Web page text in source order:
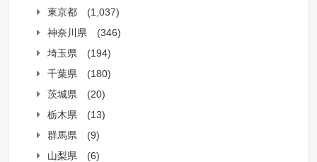
東京都
(1,037)
神奈川県
(346)
埼玉県
(194)
千葉県
(180)
茨城県
(20)
栃木県
(13)
群馬県
(9)
山梨県
(6)